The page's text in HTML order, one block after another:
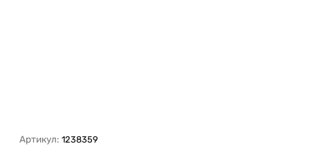
Артикул: 1238359